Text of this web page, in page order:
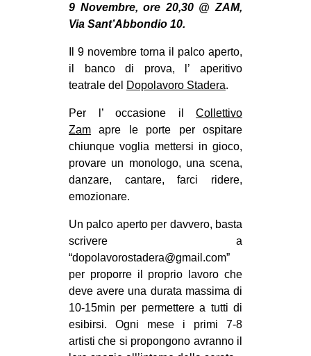
MILANO
SPAZI
SPORT POPOLARE
MOVIMENTI
AMBIENTE
ANTIFASCISMO
DIRITTO ALL’ABITARE
PRECARIATO
REPRESSIONE
STUDENTI
CULTURE
9 Novembre, ore 20,30 @ ZAM,
Via Sant’Abbondio 10.
Il 9 novembre torna il palco aperto,
il banco di prova, l’ aperitivo
teatrale del Dopolavoro Stadera.
Per l’ occasione il Collettivo
Zam apre le porte per ospitare
chiunque voglia mettersi in gioco,
provare un monologo, una scena,
danzare, cantare, farci ridere,
emozionare.
Un palco aperto per davvero, basta
scrivere a
“dopolavorostadera@gmail.com”
per proporre il proprio lavoro che
deve avere una durata massima di
10-15min per permettere a tutti di
esibirsi. Ogni mese i primi 7-8
artisti che si propongono avranno il